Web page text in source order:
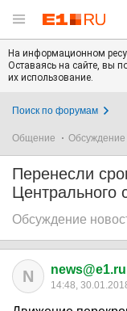
На информационном
Оставаясь на сайте, вы
их использование.
Поиск по форумам
Общение Обсуждение
Перенесли
Центрального
Обсуждение
N news@e1.ru
14:48,